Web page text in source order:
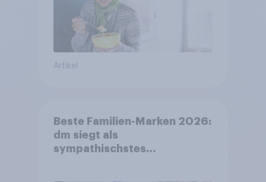
Artikel
Beste Familien-Marken 2026:
dm siegt als
sympathischstes